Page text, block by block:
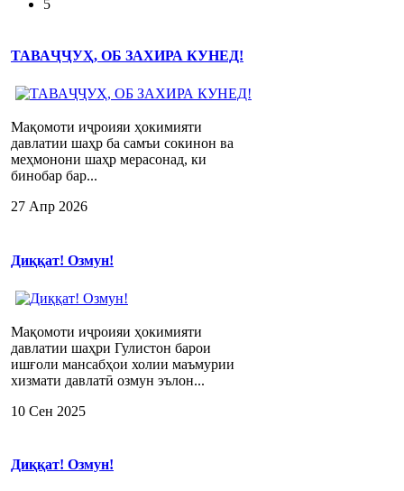
5
ТАВАҶҶУҲ, ОБ ЗАХИРА КУНЕД!
Мақомоти иҷроияи ҳокимияти
давлатии шаҳр ба самъи сокинон ва
меҳмонони шаҳр мерасонад, ки
бинобар бар...
27 Апр 2026
Диққат! Озмун!
Мақомоти иҷроияи ҳокимияти
давлатии шаҳри Гулистон барои
ишғоли мансабҳои холии маъмурии
хизмати давлатӣ озмун эълон...
10 Сен 2025
Диққат! Озмун!